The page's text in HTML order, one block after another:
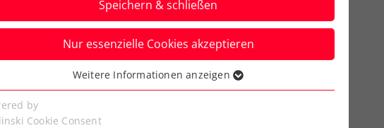
und Routinier
auf
Speichern & schließen
Nur essenzielle Cookies akzeptieren
Cookies werden für grundlegende Funktionen der
benötigt. Dadurch ist gewährleistet, dass die Webseite
Weitere Informationen anzeigen
by
Cookie Consent